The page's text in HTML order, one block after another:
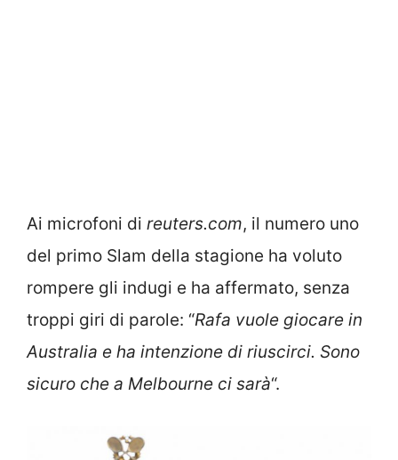
Ai microfoni di reuters.com, il numero uno
del primo Slam della stagione ha voluto
rompere gli indugi e ha affermato, senza
troppi giri di parole: “Rafa vuole giocare in
Australia e ha intenzione di riuscirci. Sono
sicuro che a Melbourne ci sarà“.